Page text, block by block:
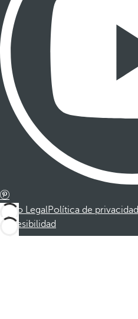
Aviso LegalPolítica de privacidad
Accesibilidad